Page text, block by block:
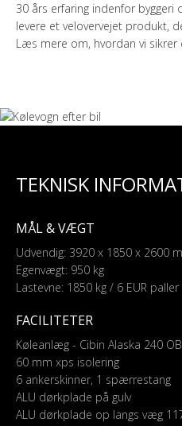
30 års erfaring indenfor byggeri
levere et velovervejet produkt,
Læs mere om, hvordan vi sikrer
TEKNISK
MÅL & VÆGT
Udvendig: 3920 x 1850 x 2600
Egenvægt: 950 kg
Lastevne: 1850 kg / 6 EUR paller
FACILITETER
Køleanlæg - Cibin Alaska 240
60 mm xps isolering
6 ankerskinner, 1 spærrestang
ALU dørkplade på gulv
ALU dørkplade op langs væg